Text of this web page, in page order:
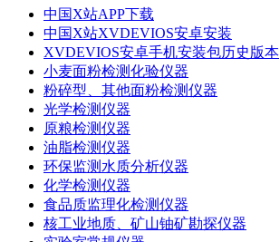
中国X站APP下载
中国X站XVDEVIOS安卓安装
XVDEVIOS安卓手机安装包历史版本
小麦面粉检测化验仪器
粉碎型、其他面粉检测仪器
光学检测仪器
原粮检测仪器
油脂检测仪器
环保监测水质分析仪器
化学检测仪器
食品质监理化检测仪器
核工业地质、矿山铀矿勘探仪器